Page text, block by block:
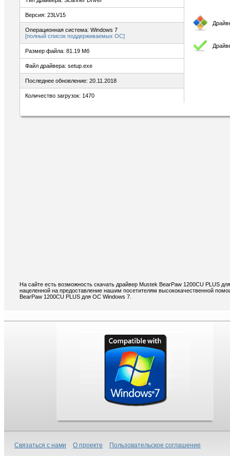
Версия: 23LV15
Операционная система: Windows 7
[полный список поддерживаемых ОС]
Размер файла: 81.19 Мб
Файл драйвера: setup.exe
Последнее обновление: 20.11.2018
Количество загрузок: 1470
На сайте есть возможность скачать драйвер Mustek BearPaw 1200CU PLUS
нацеленной на предоставление нашим посетителям высококачественной
BearPaw 1200CU PLUS для ОС Windows 7.
Связаться с нами О проекте Пользовательское соглашение